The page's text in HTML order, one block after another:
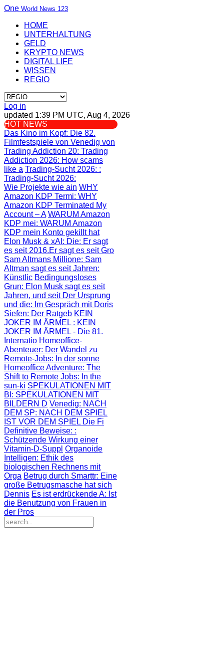
One World News 123
HOME
UNTERHALTUNG
GELD
KRYPTO NEWS
DIGITAL LIFE
WISSEN
REGIO
Log in
updated 1:39 PM UTC, Aug 4, 2026
HOT NEWS
Das Kino im Kopf: Die 82.
Filmfestspiele von Venedig von
Trading Addiction 20: Trading
Addiction 2026: How scams
like a Trading-Sucht 2026: :
Trading-Sucht 2026:
Wie Projekte wie ain WHY
Amazon KDP Termi: WHY
Amazon KDP Terminated My
Account – A WARUM Amazon
KDP mei: WARUM Amazon
KDP mein Konto gekillt hat
Elon Musk & xAI: Die: Er sagt
es seit 2016.Er sagt es seit Gro
Sam Altmans Millione: Sam
Altman sagt es seit Jahren:
Künstlic Bedingungsloses
Grun: Elon Musk sagt es seit
Jahren, und seit Der Ursprung
und die: Im Gespräch mit Doris
Siefen: Der Ratgeb KEIN
JOKER IM ÄRMEL : KEIN
JOKER IM ÄRMEL - Die 81.
Internatio Homeoffice-
Abenteuer: Der Wandel zu
Remote-Jobs: In der sonne
Homeoffice Adventure: The
Shift to Remote Jobs: In the
sun-ki SPEKULATIONEN MIT
BI : SPEKULATIONEN MIT
BILDERN D Venedig: NACH
DEM SP: NACH DEM SPIEL
IST VOR DEM SPIEL Die Fi
Definitive Beweise: :
Schützende Wirkung einer
Vitamin-D-Suppl Organoide
Intelligen: Ethik des
biologischen Rechnens mit
Orga Betrug durch Smarttr: Eine
große Betrugsmasche hat sich
Dennis Es ist erdrückende A: Ist
die Benutzung von Frauen in
der Pros